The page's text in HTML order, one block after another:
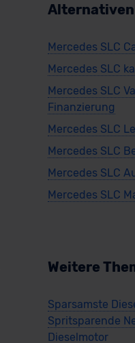
Alternativen
Mercedes SLC
Mercedes SLC
Mercedes SLC
Finanzierung
Mercedes SLC
Mercedes SLC
Mercedes SLC
Mercedes SLC
Weitere
Sparsamste
Spritsparende
Dieselmotor